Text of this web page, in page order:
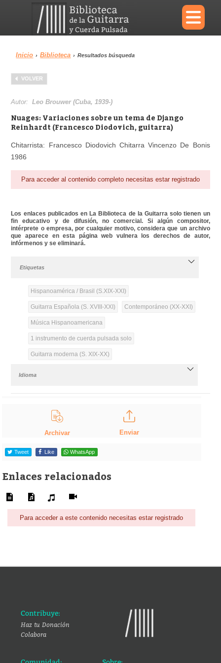
×
Menu
Biblioteca
Inicio › Biblioteca › Resultados búsqueda
VOLVER
Autor:Leo Brouwer (Cuba, 1939-)
Nuages: Variaciones sobre un tema de Django
Reinhardt (Francesco Diodovich, guitarra)
Chitarrista: Francesco Diodovich Chitarra Vincenzo De Bonis
1986
Para acceder al contenido completo necesitas estar registrado
Los enlaces publicados en La Biblioteca de la Guitarra solo tienen un
fin educativo y de difusión, no comercial. Si algún compositor,
intérprete o empresa, por cualquier motivo, considera que un archivo
que aparece en esta página web vulnera los derechos de autor,
infórmenos y se eliminará.
Etiquetas
Hispanoamérica / Brasil (S.XIX-XXI)
Guitarra Española (S. XVIII-XXI) Contemporáneo (XX-XXI)
Música Hispanoamericana
1 instrumento de cuerda pulsada solo
Guitarra moderna (S. XIX-XX)
Idioma
Archivar Enviar
Tweet Like WhatsApp
Enlaces relacionados
Para acceder a este contenido necesitas estar registrado
Contribuye:
Haz tu Donación
Colabora